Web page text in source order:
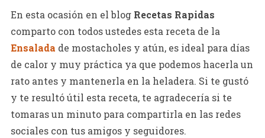
En esta ocasión en el blog Recetas Rapidas
comparto con todos ustedes esta receta de la
Ensalada de mostacholes y atún, es ideal para días
de calor y muy práctica ya que podemos hacerla un
rato antes y mantenerla en la heladera. Si te gustó
y te resultó útil esta receta, te agradecería si te
tomaras un minuto para compartirla en las redes
sociales con tus amigos y seguidores.